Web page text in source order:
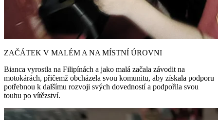
ZAČÁTEK V MALÉM A NA MÍSTNÍ ÚROVNI
Bianca vyrostla na Filipínách a jako malá začala závodit na
motokárách, přičemž obcházela svou komunitu, aby získala podporu
potřebnou k dalšímu rozvoji svých dovedností a podpořila svou
touhu po vítězství.